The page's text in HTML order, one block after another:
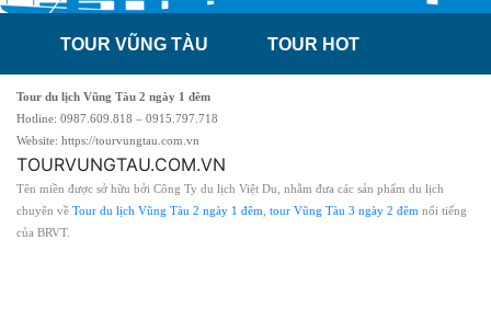
TOUR VŨNG TÀU TOUR HOT
Tour du lịch Vũng Tàu 2 ngày 1 đêm
Hotline: 0987.609.818 – 0915.797.718
Website: https://tourvungtau.com.vn
TOURVUNGTAU.COM.VN
Tên miền được sở hữu bởi Công Ty du lịch Việt Du, nhằm đưa các sản phẩm du lịch
chuyên về Tour du lịch Vũng Tàu 2 ngày 1 đêm tour Vũng Tàu 3 ngày 2 đêm nổi tiếng
của BRVT.